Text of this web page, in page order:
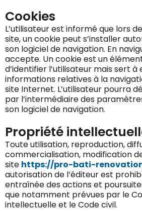
Cookies
L’utilisateur est informé que lors
site, un cookie peut s’installer
son logiciel de navigation. En
accepte. Un cookie est un
d’identifier l’utilisateur mais sert
informations relatives à la
site Internet. L’utilisateur pourra
par l’intermédiaire des
son logiciel de navigation.
Propriété
Toute utilisation, reproduction,
commercialisation, modification
site https://pro-bati-
autorisation de l’éditeur est
entraînée des actions et
que notamment prévues par le
intellectuelle et le Code civil.